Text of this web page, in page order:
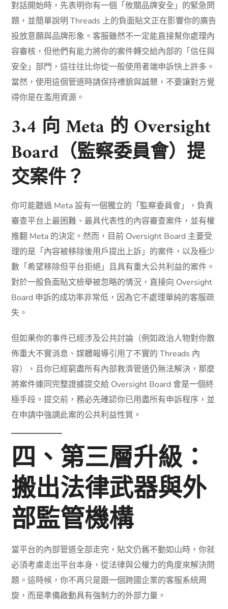
對話開始時，先表明你有一個「攸關品牌安全」的緊急問
題，並簡單說明 Threads 上的負面貼文正在影響你的廣告
投放意願與品牌形象。客服雖然不一定能直接幫你處理內
容審核，但他們有能力將你的案件轉交給內部的「信任與
安全」部門，這往往比你從一般使用者端申訴快上許多。
當然，使用這個管道時請保持禮貌與誠懇，不要讓對方覺
得你是在濫用資源。
3.4 向 Meta 的 Oversight
Board（監察委員會）提
交案件？
你可能聽過 Meta 設有一個獨立的「監察委員會」，負責
審查平台上最困難、最具代表性的內容審查案件，並有權
推翻 Meta 的決定。然而，目前 Oversight Board 主要受
理的是「內容被移除後用戶提出上訴」的案件，以及極少
數「希望移除但平台拒絕」且具有重大公共利益的案件。
對於一般負面貼文檢舉被忽略的情況，直接向 Oversight
Board 申訴的成功率非常低，因為它不處理單純的客服疏
失。
但如果你的事件已經涉及公共討論（例如政治人物對你散
佈重大不實消息、媒體報導引用了不實的 Threads 內
容），且你已經窮盡所有內部救濟管道仍無法解決，那麼
將案件連同完整證據提交給 Oversight Board 會是一個終
極手段。提交前，務必先確認你已用盡所有申訴程序，並
在申請中強調此案的公共利益性質。
四、第三層升級：
搬出法律武器與外
部監管機構
當平台的內部管道全部走完，貼文仍舊不動如山時，你就
必須考慮走出平台本身，從法律與公權力的角度來解決問
題。這時候，你不再只是跟一個跨國企業的客服系統周
旋，而是準備啟動具有強制力的外部力量。